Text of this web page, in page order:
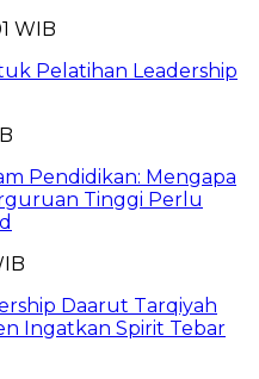
WIB
Pelatihan Leadership
Pendidikan: Mengapa
Tinggi Perlu
Daarut Tarqiyah
Ingatkan Spirit Tebar